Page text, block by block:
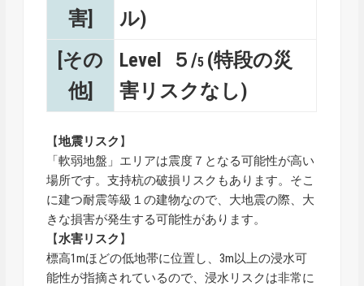
害]
ル)
[その
他]
Level ５/5 (特段の災
害リスクなし)
【地震リスク 】
「軟弱地盤」エリアは震度７となる可能性が高い
場所です。支持杭の破損リスクもあります。そこ
に建つ耐震等級１の建物なので、大地震の際、大
きな損害が発生する可能性があります。
【水害リスク 】
標高1mほどの低地帯に位置し、3m以上の浸水可
能性が指摘されているので、浸水リスクは非常に